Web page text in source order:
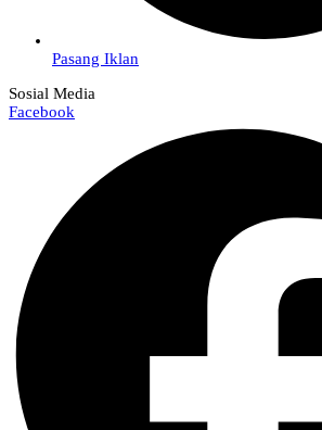
Pasang Iklan
Sosial Media
Facebook